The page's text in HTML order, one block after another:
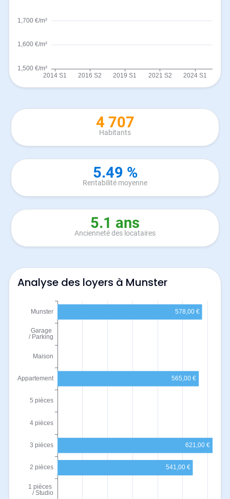
4 707
Habitants
5.49 %
Rentabilité moyenne
5.1 ans
Ancienneté des locataires
Analyse des loyers à Munster